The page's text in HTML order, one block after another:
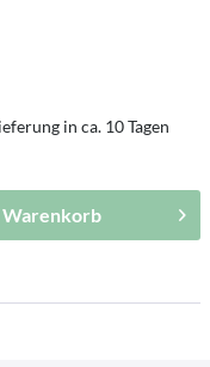
in ca. 10 Tagen
Warenkorb